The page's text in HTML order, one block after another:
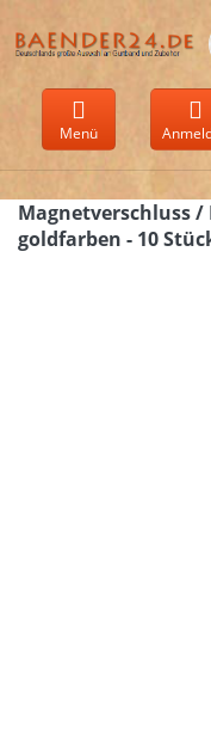
Menü
Magnetverschluss
goldfarben - 10